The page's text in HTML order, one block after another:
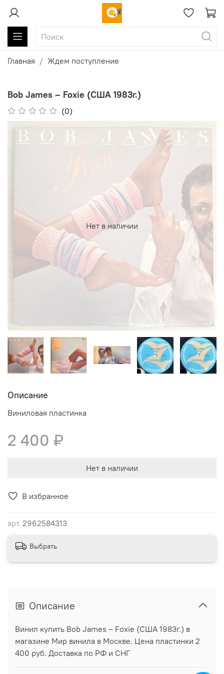
Главная Ждем поступление
Bob James ‎– Foxie (США 1983г.)
(0)
В избранное
арт. 2962584313
Нет в наличии
Описание
Виниловая пластинка
2 400 ₽
Нет в наличии
Выбрать
Описание
Винил купить Bob James ‎– Foxie (США 1983г.) в
магазине Мир винила в Москве. Цена пластинки 2
400 руб. Доставка по РФ и СНГ